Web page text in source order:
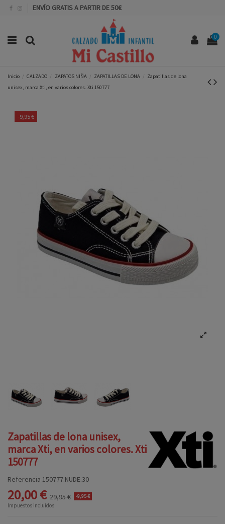
ENVÍO GRATIS A PARTIR DE 50€
0
Inicio CALZADO ZAPATOS NIÑA ZAPATILLAS DE LONA
Zapatillas de lona
unisex, marca Xti, en varios colores. Xti 150777
-9,95 €
Zapatillas de lona unisex,
marca Xti, en varios colores. Xti
150777
Referencia 150777.NUDE.30
20,00 € 29,95 € -9,95 €
Impuestos incluidos